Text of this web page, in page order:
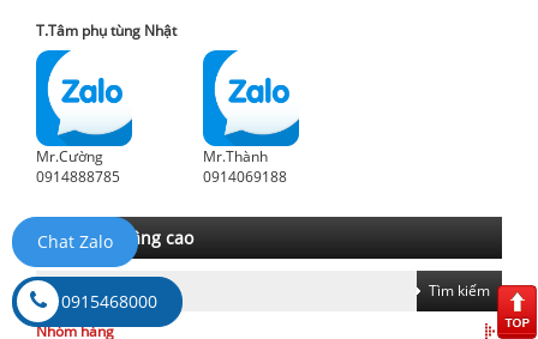
T.Tâm phụ tùng Nhật
Mr.Cường
0914888785
Mr.Thành
0914069188
Tìm kiếm nâng cao
Tìm kiếm
Nhóm hàng
Chat Zalo
0915468000